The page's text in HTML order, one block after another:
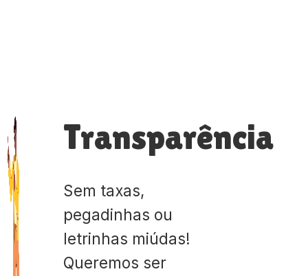
Transparência
Sem taxas,
pegadinhas ou
letrinhas miúdas!
Queremos ser